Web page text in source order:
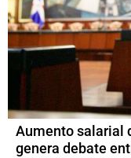
Aumento salarial
genera debate